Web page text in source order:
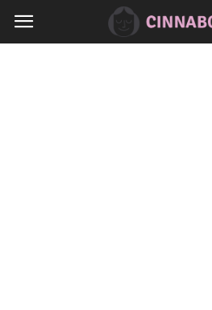
Cinnabon.pl